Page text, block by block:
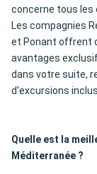
concerne tous les
Les compagnies
et Ponant offrent
avantages
dans votre suite,
d'excursions
Quelle est la
Méditerranée ?